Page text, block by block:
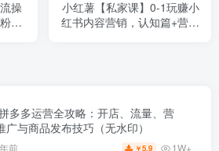
操
！
小红薯【私家课】0-1玩赚小
红书内容营销，认知篇+营销
多多运营全攻略：开店、流量、营
广与商品发布技巧（无水印）
前 ￥5.9 1W+